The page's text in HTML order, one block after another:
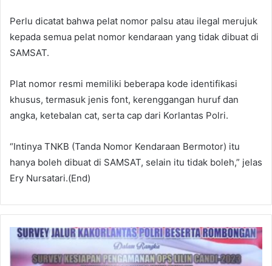
Perlu dicatat bahwa pelat nomor palsu atau ilegal merujuk
kepada semua pelat nomor kendaraan yang tidak dibuat di
SAMSAT.
Plat nomor resmi memiliki beberapa kode identifikasi
khusus, termasuk jenis font, kerenggangan huruf dan
angka, ketebalan cat, serta cap dari Korlantas Polri.
“Intinya TNKB (Tanda Nomor Kendaraan Bermotor) itu
hanya boleh dibuat di SAMSAT, selain itu tidak boleh,” jelas
Ery Nursatari.(End)